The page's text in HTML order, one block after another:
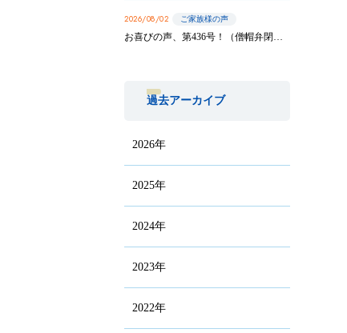
2026/08/02 ご家族様の声
お喜びの声、第436号！（僧帽弁閉鎖不全症の手術を受けたサニーちゃんのご家族から）
過去アーカイブ
2026年
2025年
2024年
2023年
2022年